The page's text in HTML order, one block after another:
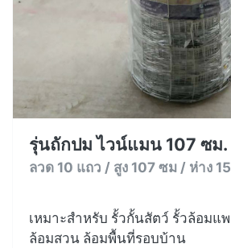
รุ่นถักปม ไวน์แมน 107 ซม.
ลวด 10 แถว / สูง 107 ซม / ห่าง
เหมาะสำหรับ รั้วกั้นสัตว์ รั้วล้อมแ
ล้อมสวน ล้อมพื้นที่รอบบ้าน